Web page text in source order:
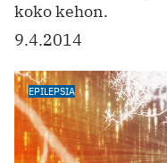
koko kehon.
9.4.2014
EPILEPSIA